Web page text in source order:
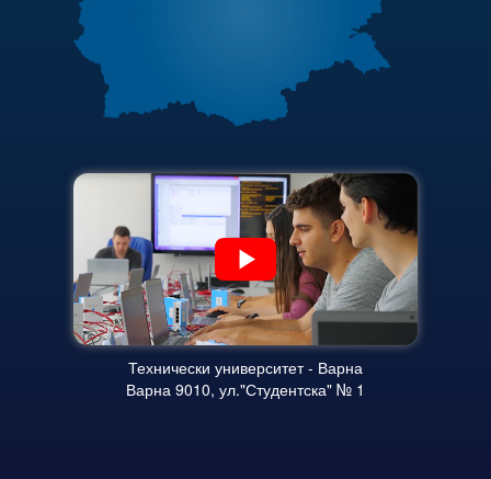
Защита на личните данни
ЗЗЛПСПОИН
Декларация за достъпност
Нормативни документи
Научна дейност
Научни проекти
Бюлетин с проектна информация
Конкурси за научни проекти
Актуални документи
Академичен съвет
Финансова информация
Карта на сайта
Технически университет - Варна
Варна 9010, ул."Студентска" № 1